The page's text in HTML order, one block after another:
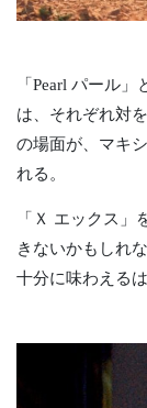
「Pearl パール
は、それぞれ対
の場面が、マキ
れる。
「Ｘ エックス
きないかもしれ
十分に味わえるは